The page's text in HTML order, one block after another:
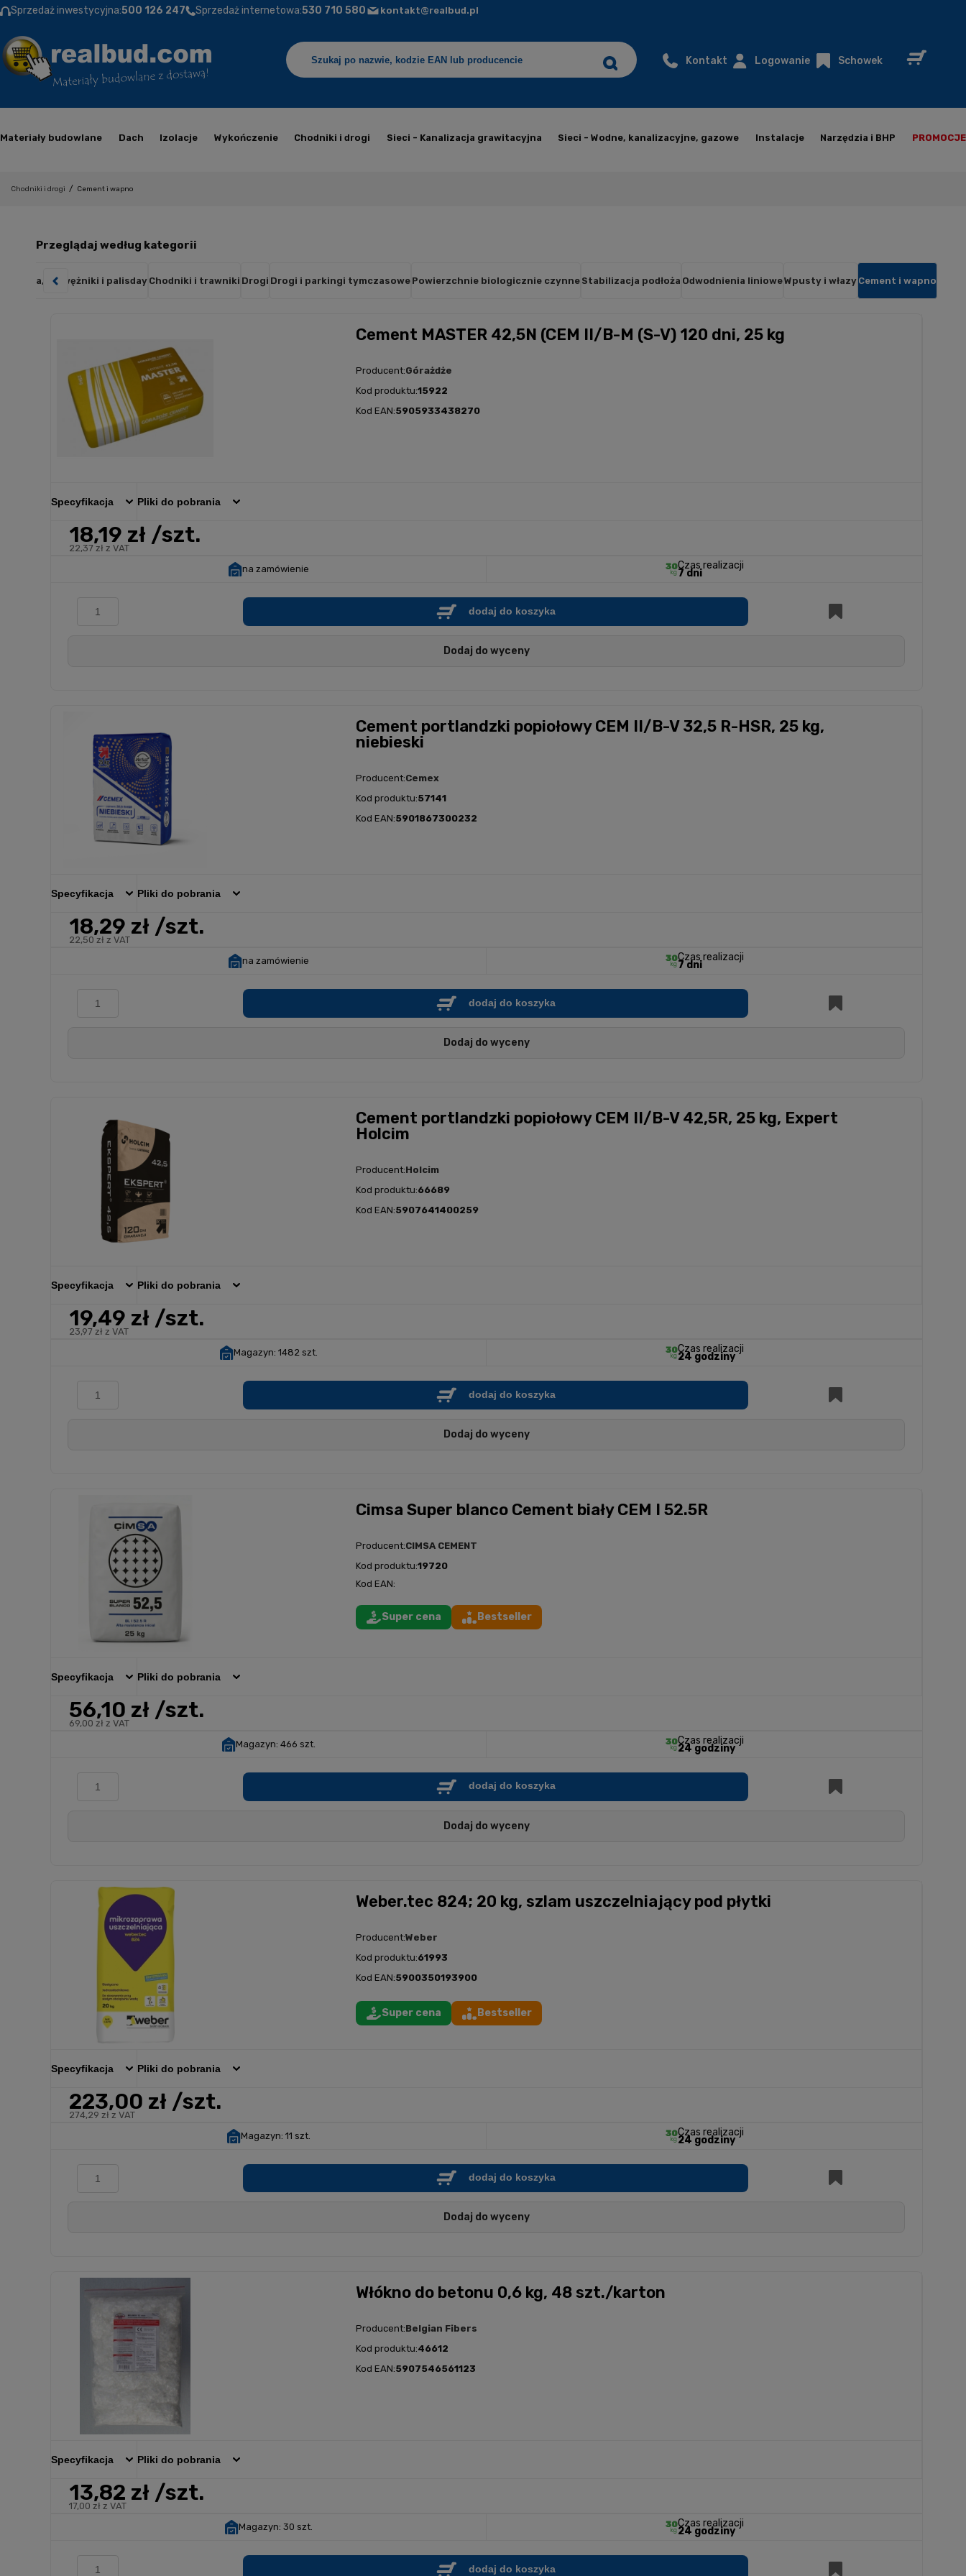
Sprzedaż inwestycyjna:500 126 247 Sprzedaż internetowa:530 710 580 kontakt@realbud.pl
Kontakt Logowanie Schowek
Materiały budowlane Dach Izolacje Wykończenie Chodniki i drogi Sieci - Kanalizacja grawitacyjna Sieci - Wodne, kanalizacyjne, gazowe Instalacje Narzędzia i BHP PROMOCJE
Chodniki i drogi / Cement i wapno
Przeglądaj według kategorii
Obrzeża, krawężniki i palisday Chodniki i trawniki Drogi Drogi i parkingi tymczasowe Powierzchnie biologicznie czynne Stabilizacja podłoża Odwodnienia linioweWpusty i włazy Cement i wapno
Cement MASTER 42,5N (CEM II/B-M (S-V) 120 dni, 25 kg
Producent:Górażdże
Kod produktu:15922
Kod EAN:5905933438270
Specyfikacja Pliki do pobrania
18,19 zł /szt.
22,37 zł z VAT
na zamówienie
Czas realizacji
7 dni
dodaj do koszyka
Dodaj do wyceny
Cement portlandzki popiołowy CEM II/B-V 32,5 R-HSR, 25 kg,
niebieski
Producent:Cemex
Kod produktu:57141
Kod EAN:5901867300232
Specyfikacja Pliki do pobrania
18,29 zł /szt.
22,50 zł z VAT
na zamówienie
Czas realizacji
7 dni
dodaj do koszyka
Dodaj do wyceny
Cement portlandzki popiołowy CEM II/B-V 42,5R, 25 kg, Expert
Holcim
Producent:Holcim
Kod produktu:66689
Kod EAN:5907641400259
Specyfikacja Pliki do pobrania
19,49 zł /szt.
23,97 zł z VAT
Magazyn: 1482 szt. Czas realizacji
24 godziny
dodaj do koszyka
Dodaj do wyceny
Cimsa Super blanco Cement biały CEM I 52.5R
Producent:CIMSA CEMENT
Kod produktu:19720
Kod EAN:
Super cena Bestseller
Specyfikacja Pliki do pobrania
56,10 zł /szt.
69,00 zł z VAT
Magazyn: 466 szt. Czas realizacji
24 godziny
dodaj do koszyka
Dodaj do wyceny
Weber.tec 824; 20 kg, szlam uszczelniający pod płytki
Producent:Weber
Kod produktu:61993
Kod EAN:5900350193900
Super cena Bestseller
Specyfikacja Pliki do pobrania
223,00 zł /szt.
274,29 zł z VAT
Magazyn: 11 szt. Czas realizacji
24 godziny
dodaj do koszyka
Dodaj do wyceny
Włókno do betonu 0,6 kg, 48 szt./karton
Producent:Belgian Fibers
Kod produktu:46612
Kod EAN:5907546561123
Specyfikacja Pliki do pobrania
13,82 zł /szt.
17,00 zł z VAT
Magazyn: 30 szt. Czas realizacji
24 godziny
dodaj do koszyka